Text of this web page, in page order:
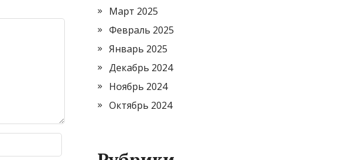
Март 2025
Февраль 2025
Январь 2025
Декабрь 2024
Ноябрь 2024
Октябрь 2024